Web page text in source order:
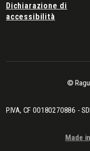
Dichiarazione di
accessibilità
©
P.IVA, CF 00180270886 -
Made in